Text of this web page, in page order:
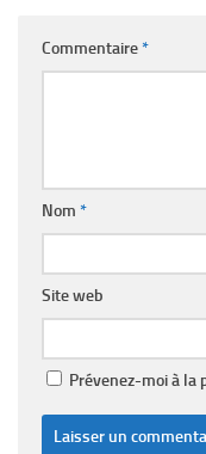
Commentaire*
Nom *
Site web
Prévenez-moi à la